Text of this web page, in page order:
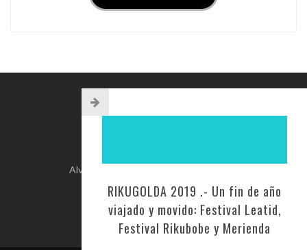
RIKUGOLDA 2019 .- Un fin de año
viajado y movido: Festival Leatid,
Festival Rikubobe y Merienda
Alvear 254, Córdoba Capital, Argentina.
+54-351-5892071
kehilacordoba@kehilacordoba.org